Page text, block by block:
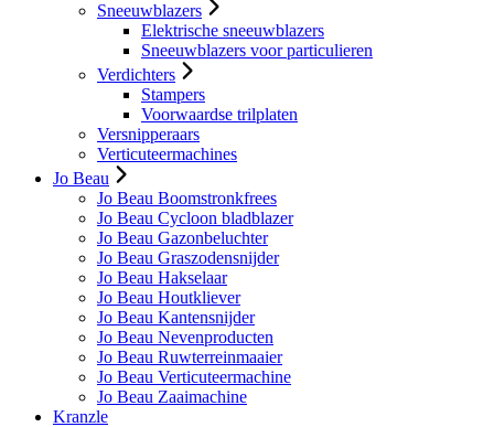
Sneeuwblazers
Elektrische sneeuwblazers
Sneeuwblazers voor particulieren
Verdichters
Stampers
Voorwaardse trilplaten
Versnipperaars
Verticuteermachines
Jo Beau
Jo Beau Boomstronkfrees
Jo Beau Cycloon bladblazer
Jo Beau Gazonbeluchter
Jo Beau Graszodensnijder
Jo Beau Hakselaar
Jo Beau Houtkliever
Jo Beau Kantensnijder
Jo Beau Nevenproducten
Jo Beau Ruwterreinmaaier
Jo Beau Verticuteermachine
Jo Beau Zaaimachine
Kranzle